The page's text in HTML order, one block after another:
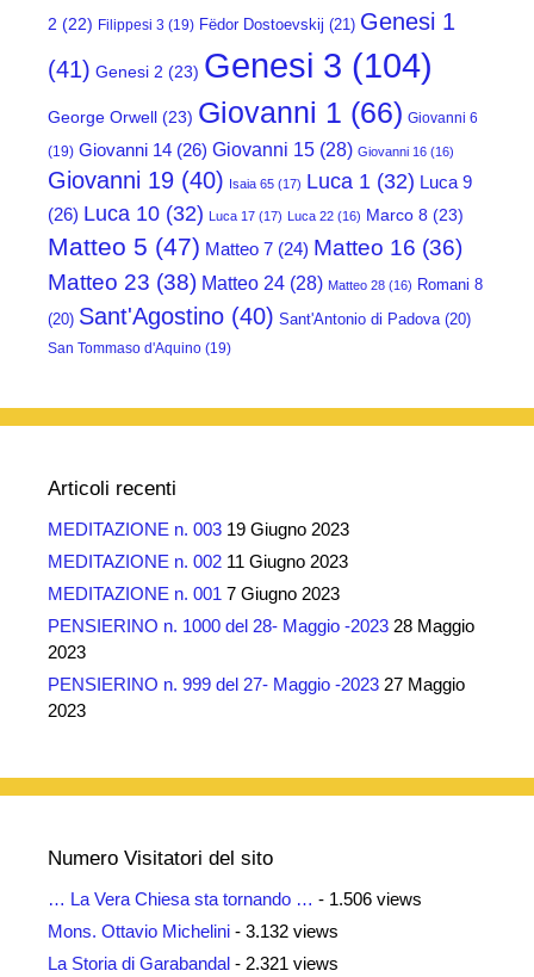
2 (22) Filippesi 3 (19) Fëdor Dostoevskij (21) Genesi 1
(41) Genesi 2 (23) Genesi 3 (104)
George Orwell (23) Giovanni 1 (66) Giovanni 6
(19) Giovanni 14 (26) Giovanni 15 (28) Giovanni 16 (16)
Giovanni 19 (40) Isaia 65 (17) Luca 1 (32) Luca 9
(26) Luca 10 (32) Luca 17 (17) Luca 22 (16) Marco 8 (23)
Matteo 5 (47) Matteo 7 (24) Matteo 16 (36)
Matteo 23 (38) Matteo 24 (28) Matteo 28 (16) Romani 8
(20) Sant'Agostino (40) Sant'Antonio di Padova (20)
San Tommaso d'Aquino (19)
Articoli recenti
MEDITAZIONE n. 003 19 Giugno 2023
MEDITAZIONE n. 002 11 Giugno 2023
MEDITAZIONE n. 001 7 Giugno 2023
PENSIERINO n. 1000 del 28- Maggio -2023 28 Maggio
2023
PENSIERINO n. 999 del 27- Maggio -2023 27 Maggio
2023
Numero Visitatori del sito
… La Vera Chiesa sta tornando … - 1.506 views
Mons. Ottavio Michelini - 3.132 views
La Storia di Garabandal - 2.321 views